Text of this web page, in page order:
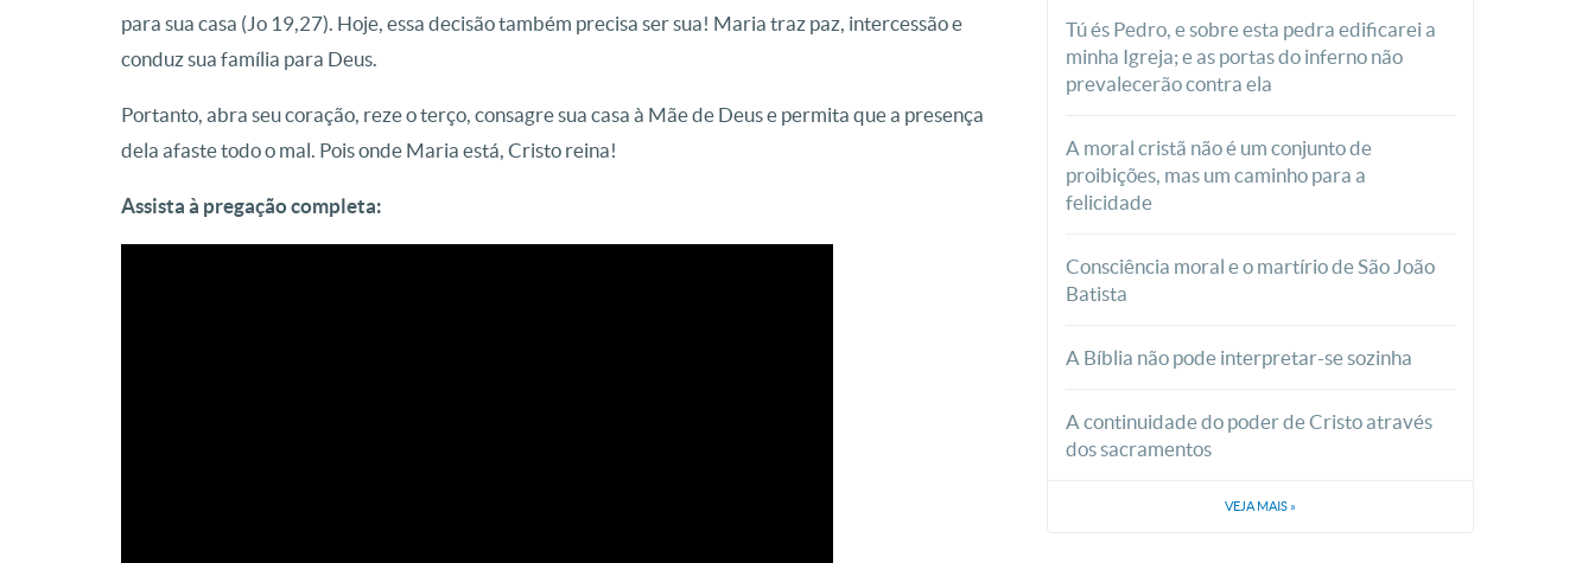
para sua casa (Jo 19,27). Hoje, essa decisão também precisa ser sua! Maria traz paz, intercessão e
conduz sua família para Deus.
Portanto, abra seu coração, reze o terço, consagre sua casa à Mãe de Deus e permita que a presença
dela afaste todo o mal. Pois onde Maria está, Cristo reina!
Assista à pregação completa:
Tú és Pedro, e sobre esta pedra edificarei a
minha Igreja; e as portas do inferno não
prevalecerão contra ela
A moral cristã não é um conjunto de
proibições, mas um caminho para a
felicidade
Consciência moral e o martírio de São João
Batista
A Bíblia não pode interpretar-se sozinha
A continuidade do poder de Cristo através
dos sacramentos
VEJA MAIS »